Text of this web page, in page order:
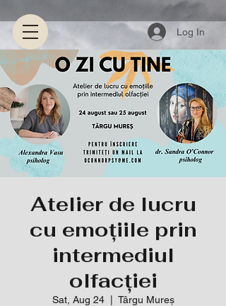
Log In
Atelier de lucru
cu emoțiile prin
intermediul
olfacției
Sat, Aug 24
  |
Târgu Mureș